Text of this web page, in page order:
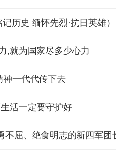
历史 缅怀先烈·抗日英雄）
,就为国家尽多少心力
神一代代传下去
活一定要守护好
不屈、绝食明志的新四军团